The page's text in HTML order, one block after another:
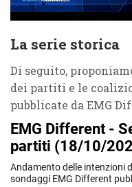
La serie storica
Di seguito,
dei partiti e le
pubblicate da EMG